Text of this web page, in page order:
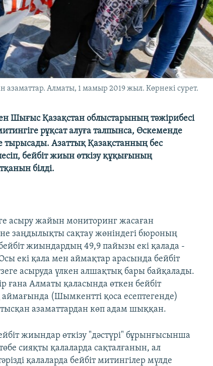
Алматы, 1 мамыр 2019 жыл. Көрнекі сурет.
Шығыс Қазақстан облыстарының тәжірибесі
рұқсат алуға талпынса, Өскеменде
Азаттық Қазақстанның бес
бейбіт жиын өткізу құқығының
білді.
асыру жайын мониторинг жасаған
заңдылықты сақтау жөніндегі бюроның
жиындардың 49,9 пайызы екі қалада -
екі қала мен аймақтар арасында бейбіт
асыруда үлкен алшақтық бары байқалады.
Алматы қаласында өткен бейбіт
(Шымкентті қоса есептегенде)
азаматтардан көп адам шыққан.
жиындар өткізу "дәстүрі" бұрынғысынша
сияқты қалаларда сақталғанын, ал
қалаларда бейбіт митингілер мүлде